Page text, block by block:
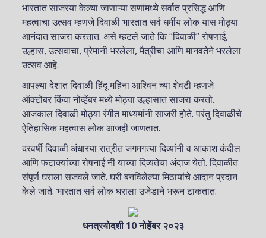
भारतात साजरया केल्या जाणाऱ्या सणांमध्ये सर्वात प्रसिद्ध आणि
महत्वाचा उत्सव म्हणजे दिवाळी भारतात सर्व धर्मीय लोक यास मोठ्या
आनंदात साजरा करतात. असे म्हटले जाते कि “दिवाळी” रोषणाई,
उल्हास, उत्सवाचा, प्रेमानी भरलेला, मैत्रीचा आणि मानवतेने भरलेला
उत्सव आहे.
आपल्या देशात दिवाळी हिंदू महिना आश्विन च्या शेवटी म्हणजे
ऑक्टोबर किंवा नोव्हेंबर मध्ये मोठ्या उल्हासात साजरा करतो.
आजकाल दिवाळी मोठ्या रंगीत माध्यमांनी साजरी होते. परंतु दिवाळीचे
ऐतिहासिक महत्वास लोक आजही जाणतात.
दरवर्षी दिवाळी अंधारया रात्रीत जगमगत्या दिव्यांनी व आकाश कंदील
आणि फटाक्यांच्या रोषनाई नी याच्या दिव्यतेचा अंदाज येतो. दिवाळीत
संपूर्ण घराला सजवले जाते. घरी बनविलेल्या मिठायांचे आदान प्रदान
केले जाते. भारतात सर्व लोक घराला उजेडाने भरून टाकतात.
धनत्रयोदशी 10 नोहेंबर २०२३